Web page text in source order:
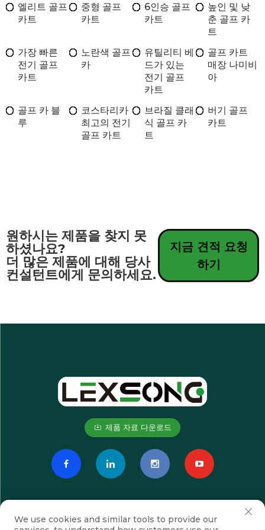
엘리트 골프
카트
중형 골프
카트
6인승 골프
카트
높인 및 낮
춘 골프 카
트
가장 빠른
전기 골프
카트
노란색 골프
카
유틸리티 베
드가 있는
전기 골프
카트
골프 카트
매장 나미비
아
골프 카 블
루
코스타리카
최고의 전기
골프 카트
브라질 클래
식 골프 카
트
버기 골프
카트
원하시는 제품을 찾지 못
하셨나요?
더 많은 제품에 대해 당사
컨설턴트에게 문의하세요.
지금 견적 요청
하기
제품 자료 다운로드
We use cookies and similar tools to provide our